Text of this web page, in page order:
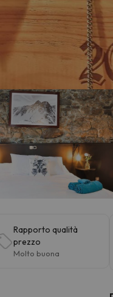
Provare a modificare
la bussola, tornerà.
Rapporto qualità
prezzo
Molto buona